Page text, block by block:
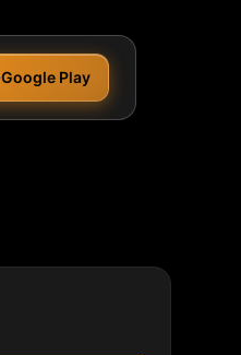
Google Play